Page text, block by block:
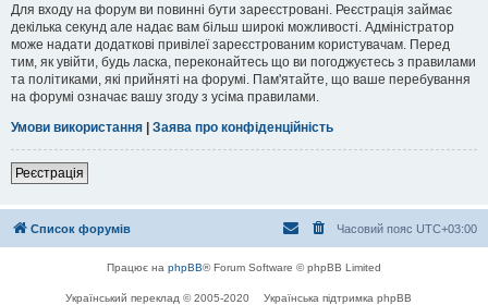
Для входу на форум ви повинні бути зареєстровані. Реєстрація займає
декілька секунд але надає вам більш широкі можливості. Адміністратор
може надати додаткові привілеї зареєстрованим користувачам. Перед
тим, як увійти, будь ласка, переконайтесь що ви погоджуєтесь з правилами
та політиками, які прийняті на форумі. Пам'ятайте, що ваше перебування
на форумі означає вашу згоду з усіма правилами.
Умови використання | Заява про конфіденційність
Реєстрація
Список форумів Часовий пояс UTC+03:00
Працює на phpBB® Forum Software © phpBB Limited
Український переклад © 2005-2020 Українська підтримка phpBB